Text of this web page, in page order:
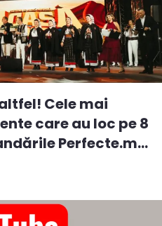
Cele mai
care au loc pe 8
Perfecte.m...